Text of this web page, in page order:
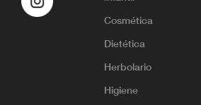
Cosmética
Dietética
Herbolario
Higiene